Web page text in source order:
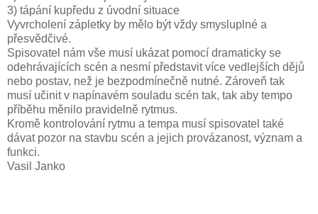
3) tápání kupředu z úvodní situace
Vyvrcholení zápletky by mělo být vždy smysluplné a
přesvědčivé.
Spisovatel nám vše musí ukázat pomocí dramaticky se
odehrávajících scén a nesmí představit více vedlejších dějů
nebo postav, než je bezpodmínečně nutné. Zároveň tak
musí učinit v napínavém souladu scén tak, tak aby tempo
příběhu měnilo pravidelně rytmus.
Kromě kontrolování rytmu a tempa musí spisovatel také
dávat pozor na stavbu scén a jejich provázanost, význam a
funkci.
Vasil Janko